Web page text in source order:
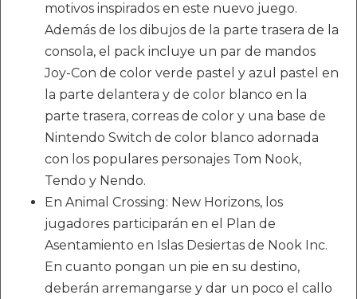
motivos inspirados en este nuevo juego.
Además de los dibujos de la parte trasera de la
consola, el pack incluye un par de mandos
Joy-Con de color verde pastel y azul pastel en
la parte delantera y de color blanco en la
parte trasera, correas de color y una base de
Nintendo Switch de color blanco adornada
con los populares personajes Tom Nook,
Tendo y Nendo.
En Animal Crossing: New Horizons, los
jugadores participarán en el Plan de
Asentamiento en Islas Desiertas de Nook Inc.
En cuanto pongan un pie en su destino,
deberán arremangarse y dar un poco el callo